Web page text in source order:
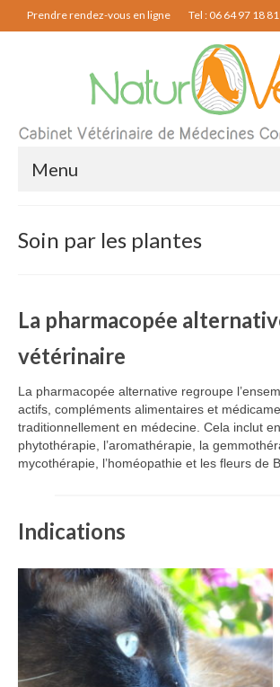
Prendre rendez-vous en ligne Tel : 06 64 97 18 81
Menu
Acupuncture
Physiothérapie
Le cabinet
Contact
Plan d’accès
Soin par les plantes
La pharmacopée
vétérinaire
La pharmacopée alternative regroupe
actifs, compléments alimentaires et
traditionnellement en médecine. Cela inclut
phytothérapie, l’aromathérapie, la
mycothérapie, l’homéopathie et les fleurs de
Indications